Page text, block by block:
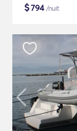
$794/nuit